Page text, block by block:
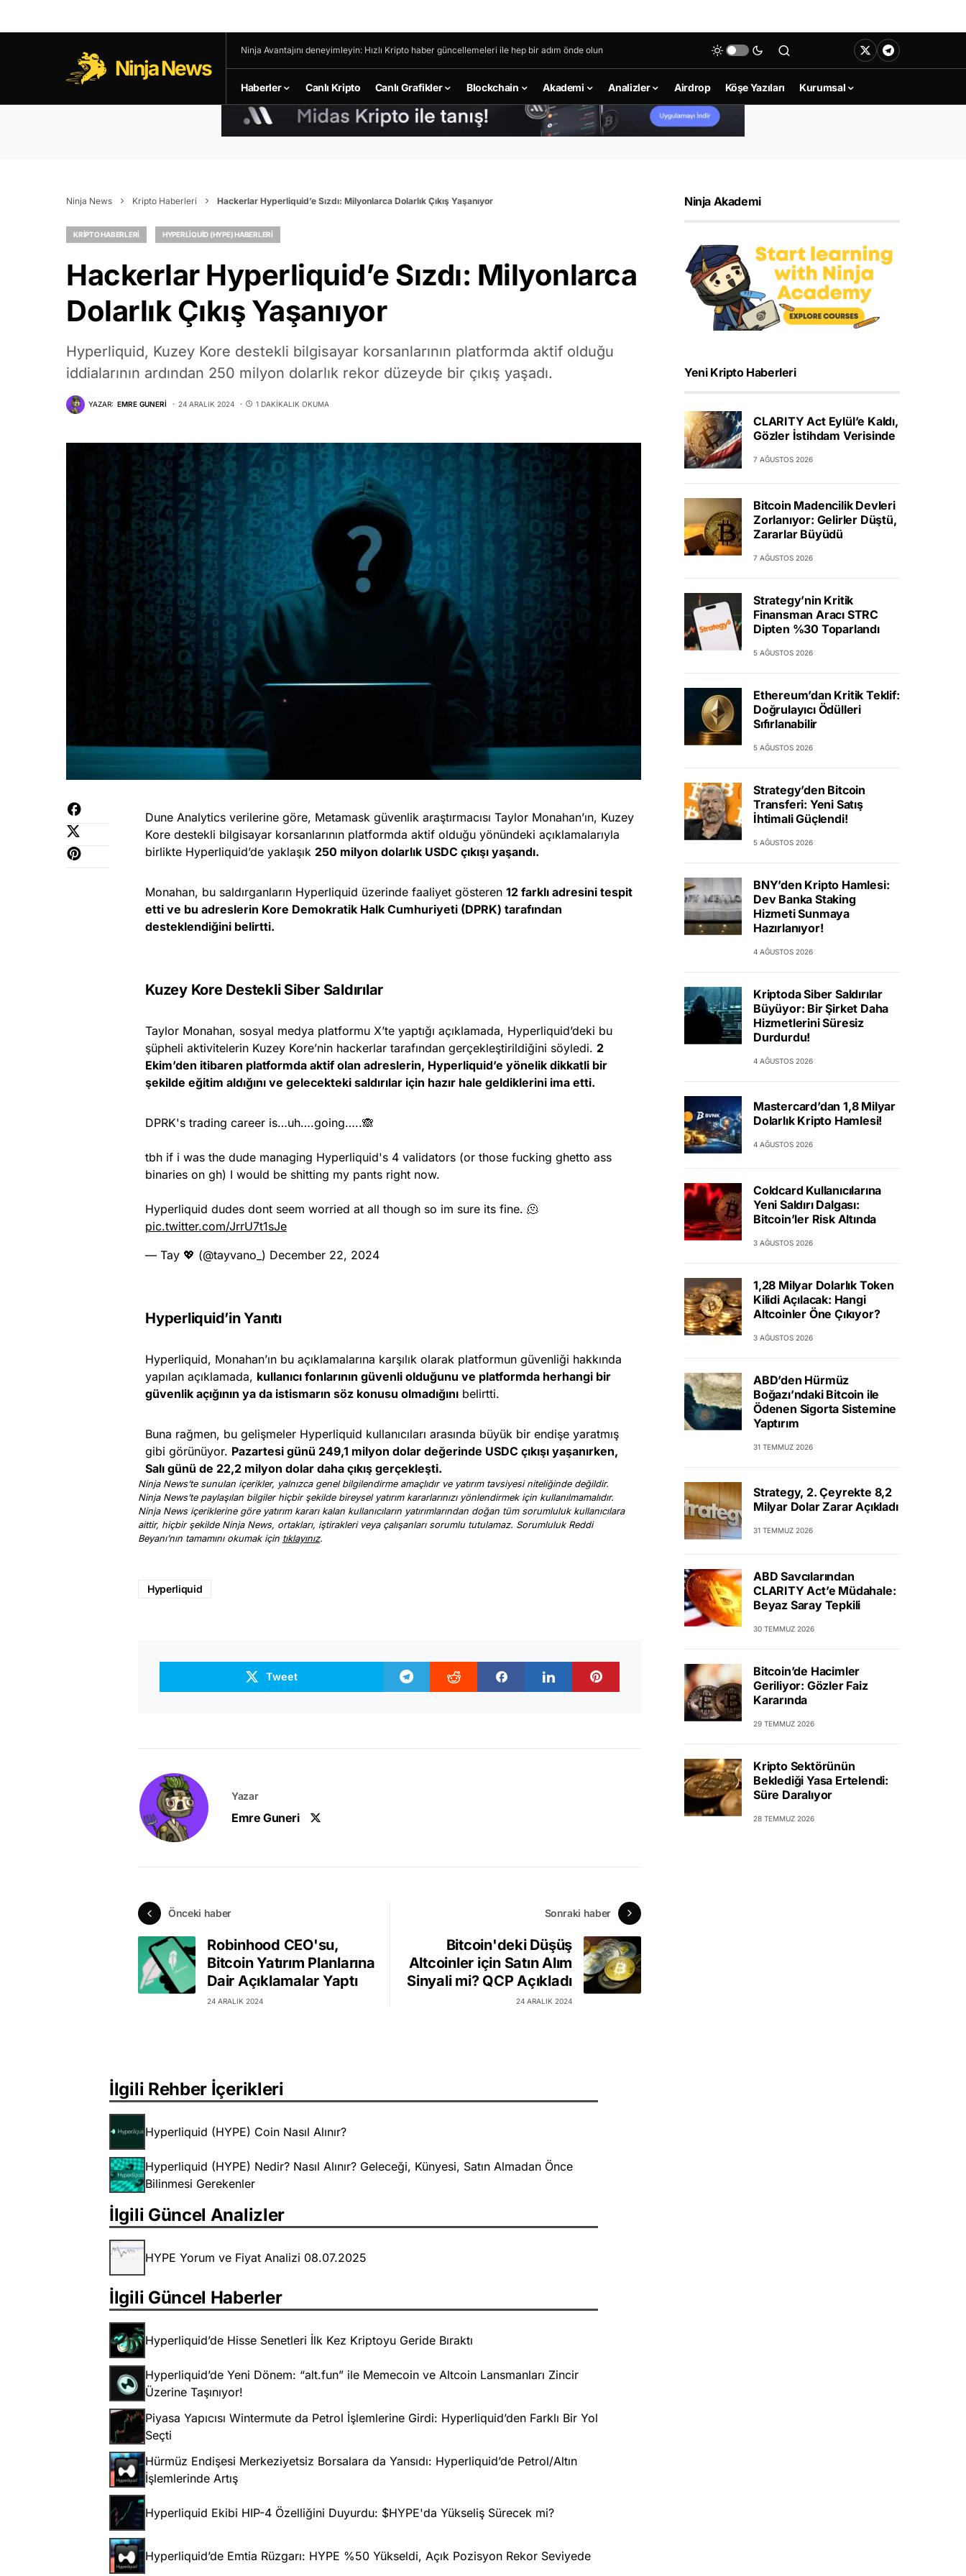
Ninja News
Ninja Avantajını deneyimleyin: Hızlı Kripto haber güncellemeleri ile hep bir adım önde olun
Haberler Canlı Kripto Canlı Grafikler Blockchain Akademi Analizler Airdrop Köşe Yazıları Kurumsal
Ninja News Kripto Haberleri Hackerlar Hyperliquid’e Sızdı: Milyonlarca Dolarlık Çıkış Yaşanıyor
KRIPTO HABERLERI HYPERLIQUID (HYPE) HABERLERI
Hackerlar Hyperliquid’e Sızdı: Milyonlarca
Dolarlık Çıkış Yaşanıyor
Hyperliquid, Kuzey Kore destekli bilgisayar korsanlarının platformda aktif olduğu
iddialarının ardından 250 milyon dolarlık rekor düzeyde bir çıkış yaşadı.
YAZAR: EMRE GUNERI 24 ARALIK 2024 1 DAKIKALIK OKUMA
Dune Analytics verilerine göre, Metamask güvenlik araştırmacısı Taylor Monahan’ın, Kuzey
Kore destekli bilgisayar korsanlarının platformda aktif olduğu yönündeki açıklamalarıyla
birlikte Hyperliquid’de yaklaşık 250 milyon dolarlık USDC çıkışı yaşandı.
Monahan, bu saldırganların Hyperliquid üzerinde faaliyet gösteren 12 farklı adresini tespit
etti ve bu adreslerin Kore Demokratik Halk Cumhuriyeti (DPRK) tarafından
desteklendiğini belirtti.
Kuzey Kore Destekli Siber Saldırılar
Taylor Monahan, sosyal medya platformu X’te yaptığı açıklamada, Hyperliquid’deki bu
şüpheli aktivitelerin Kuzey Kore’nin hackerlar tarafından gerçekleştirildiğini söyledi. 2
Ekim’den itibaren platformda aktif olan adreslerin, Hyperliquid’e yönelik dikkatli bir
şekilde eğitim aldığını ve gelecekteki saldırılar için hazır hale geldiklerini ima etti.
DPRK's trading career is…uh….going…..🙈
tbh if i was the dude managing Hyperliquid's 4 validators (or those fucking ghetto ass
binaries on gh) I would be shitting my pants right now.
Hyperliquid dudes dont seem worried at all though so im sure its fine. 🫠
pic.twitter.com/JrrU7t1sJe
— Tay 💖 (@tayvano_) December 22, 2024
Hyperliquid’in Yanıtı
Hyperliquid, Monahan’ın bu açıklamalarına karşılık olarak platformun güvenliği hakkında
yapılan açıklamada, kullanıcı fonlarının güvenli olduğunu ve platformda herhangi bir
güvenlik açığının ya da istismarın söz konusu olmadığını belirtti.
Buna rağmen, bu gelişmeler Hyperliquid kullanıcıları arasında büyük bir endişe yaratmış
gibi görünüyor. Pazartesi günü 249,1 milyon dolar değerinde USDC çıkışı yaşanırken,
Salı günü de 22,2 milyon dolar daha çıkış gerçekleşti.
Ninja News’te sunulan içerikler, yalnızca genel bilgilendirme amaçlıdır ve yatırım tavsiyesi niteliğinde değildir.
Ninja News’te paylaşılan bilgiler hiçbir şekilde bireysel yatırım kararlarınızı yönlendirmek için kullanılmamalıdır.
Ninja News içeriklerine göre yatırım kararı kalan kullanıcıların yatırımlarından doğan tüm sorumluluk kullanıcılara
aittir, hiçbir şekilde Ninja News, ortakları, iştirakleri veya çalışanları sorumlu tutulamaz. Sorumluluk Reddi
Beyanı’nın tamamını okumak için tıklayınız.
Hyperliquid
Tweet
Yazar
Emre Guneri
Önceki haber
Robinhood CEO'su,
Bitcoin Yatırım Planlarına
Dair Açıklamalar Yaptı
24 ARALIK 2024
Sonraki haber
Bitcoin'deki Düşüş
Altcoinler için Satın Alım
Sinyali mi? QCP Açıkladı
24 ARALIK 2024
İlgili Rehber İçerikleri
Hyperliquid (HYPE) Coin Nasıl Alınır?
Hyperliquid (HYPE) Nedir? Nasıl Alınır? Geleceği, Künyesi, Satın Almadan Önce
Bilinmesi Gerekenler
İlgili Güncel Analizler
HYPE Yorum ve Fiyat Analizi 08.07.2025
İlgili Güncel Haberler
Hyperliquid’de Hisse Senetleri İlk Kez Kriptoyu Geride Bıraktı
Hyperliquid’de Yeni Dönem: “alt.fun” ile Memecoin ve Altcoin Lansmanları Zincir
Üzerine Taşınıyor!
Piyasa Yapıcısı Wintermute da Petrol İşlemlerine Girdi: Hyperliquid’den Farklı Bir Yol
Seçti
Hürmüz Endişesi Merkeziyetsiz Borsalara da Yansıdı: Hyperliquid’de Petrol/Altın
İşlemlerinde Artış
Hyperliquid Ekibi HIP-4 Özelliğini Duyurdu: $HYPE'da Yükseliş Sürecek mi?
Hyperliquid’de Emtia Rüzgarı: HYPE %50 Yükseldi, Açık Pozisyon Rekor Seviyede
Ninja Akademi
Yeni Kripto Haberleri
CLARITY Act Eylül’e Kaldı,
Gözler İstihdam Verisinde
7 AĞUSTOS 2026
Bitcoin Madencilik Devleri
Zorlanıyor: Gelirler Düştü,
Zararlar Büyüdü
7 AĞUSTOS 2026
Strategy’nin Kritik
Finansman Aracı STRC
Dipten %30 Toparlandı
5 AĞUSTOS 2026
Ethereum’dan Kritik Teklif:
Doğrulayıcı Ödülleri
Sıfırlanabilir
5 AĞUSTOS 2026
Strategy’den Bitcoin
Transferi: Yeni Satış
İhtimali Güçlendi!
5 AĞUSTOS 2026
BNY’den Kripto Hamlesi:
Dev Banka Staking
Hizmeti Sunmaya
Hazırlanıyor!
4 AĞUSTOS 2026
Kriptoda Siber Saldırılar
Büyüyor: Bir Şirket Daha
Hizmetlerini Süresiz
Durdurdu!
4 AĞUSTOS 2026
Mastercard’dan 1,8 Milyar
Dolarlık Kripto Hamlesi!
4 AĞUSTOS 2026
Coldcard Kullanıcılarına
Yeni Saldırı Dalgası:
Bitcoin’ler Risk Altında
3 AĞUSTOS 2026
1,28 Milyar Dolarlık Token
Kilidi Açılacak: Hangi
Altcoinler Öne Çıkıyor?
3 AĞUSTOS 2026
ABD’den Hürmüz
Boğazı’ndaki Bitcoin ile
Ödenen Sigorta Sistemine
Yaptırım
31 TEMMUZ 2026
Strategy, 2. Çeyrekte 8,2
Milyar Dolar Zarar Açıkladı
31 TEMMUZ 2026
ABD Savcılarından
CLARITY Act’e Müdahale:
Beyaz Saray Tepkili
30 TEMMUZ 2026
Bitcoin’de Hacimler
Geriliyor: Gözler Faiz
Kararında
29 TEMMUZ 2026
Kripto Sektörünün
Beklediği Yasa Ertelendi:
Süre Daralıyor
28 TEMMUZ 2026